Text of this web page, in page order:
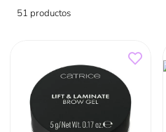
51 productos